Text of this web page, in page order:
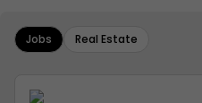
Jobs Real Estate